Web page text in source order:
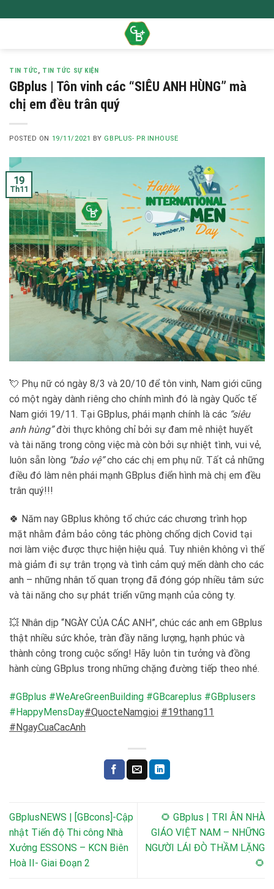
to
TIN TỨC, TIN TỨC SỰ KIỆN
GBplus | Tôn vinh các “SIÊU ANH HÙNG” mà
chị em đều trân quý
POSTED ON 19/11/2021 BY GBPLUS- PR INHOUSE
19
Th11
💘 Phụ nữ có ngày 8/3 và 20/10 để tôn vinh, Nam giới cũng
có một ngày dành riêng cho chính mình đó là ngày Quốc tế
Nam giới 19/11. Tại GBplus, phái mạnh chính là các “siêu
anh hùng”đời thực không chỉ bởi sự đam mê nhiệt huyết
và tài năng trong công việc mà còn bởi sự nhiệt tình, vui vẻ,
luôn sẵn lòng “bảo vệ”cho các chị em phụ nữ. Tất cả những
điều đó làm nên phái mạnh GBplus điển hình mà chị em đều
trân quý!!!
🍀 Năm nay GBplus không tổ chức các chương trình họp
mặt nhằm đảm bảo công tác phòng chống dịch Covid tại
nơi làm việc được thực hiện hiệu quả. Tuy nhiên không vì thế
mà giảm đi sự trân trọng và tình cảm quý mến dành cho các
anh – những nhân tố quan trọng đã đóng góp nhiều tâm sức
và tài năng cho sự phát triển vững mạnh của công ty.
💥 Nhân dịp “NGÀY CỦA CÁC ANH”, chúc các anh em GBplus
thật nhiều sức khỏe, tràn đầy năng lượng, hạnh phúc và
thành công trong cuộc sống! Hãy luôn tin tưởng và đồng
hành cùng GBplus trong những chặng đường tiếp theo nhé.
#GBplus #WeAreGreenBuilding #GBcareplus #GBplusers
#HappyMensDay#QuocteNamgioi #19thang11
#NgayCuaCacAnh
GBplusNEWS | [GBcons]-Cập
nhật Tiến độ Thi công Nhà
Xưởng ESSONS – KCN Biên
Hoà II- Giai Đoạn 2
🌻 GBplus | TRI ÂN NHÀ
GIÁO VIỆT NAM – NHỮNG
NGƯỜI LÁI ĐÒ THẦM LẶNG
🌻